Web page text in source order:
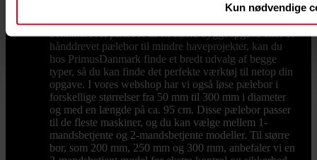
Kun nødvendige
projektets omfang, jordens beskaffenhed og antallet af
huller, der skal graves. Uanset om du skal bruge et
benzindrevet pælebor til en større byggeopgave eller et
hånddrevet pælebor til mindre haveprojekter, kan du
hos PrimusDanmark finde et bredt udvalg af begge
typer, så du kan finde det perfekte værktøj til netop din
opgave. I vores webshop har vi også løse pælebor i
forskellige størrelser fra 50 mm til 300 mm i diameter
og med en længde på ca. 95 cm. Disse pælebor passer
til de fleste maskiner, og du kan vælge mellem 1-
mandsbetjente og 2-mandsbetjente modeller. Til større
bor, som 200 mm, 250 mm og 300 mm, anbefaler vi en